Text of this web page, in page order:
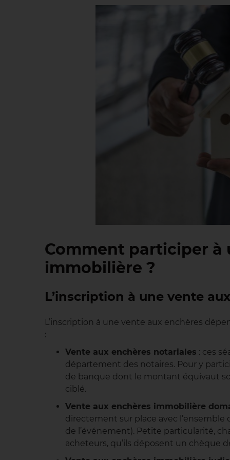
Comment participer à
immobilière ?
L’inscription à une vente
L’inscription à une vente aux enchères
:
Vente aux enchères notariales : ces
département des notaires. Pour y
de banque dont le montant équivaut
ciblé.
Vente aux enchères immobilière
directement sur place avec
de l’événement). Petite particularité,
acheteurs, qu’ils déposent un chèque